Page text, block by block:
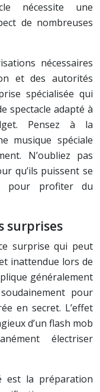
nécessite une
de nombreuses
nécessaires
et des autorités
spécialisée qui
spectacle adapté à
Pensez à la
musique spéciale
N’oubliez pas
qu’ils puissent se
pour profiter du
surprises
surprise qui peut
inattendue lors de
généralement
pour
en secret. L’effet
d’un flash mob
électriser
est la préparation